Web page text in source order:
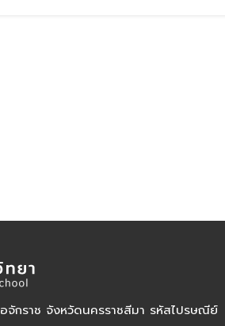
จักราช จังหวัดนครราชสีมา รหัสไปรษณีย์